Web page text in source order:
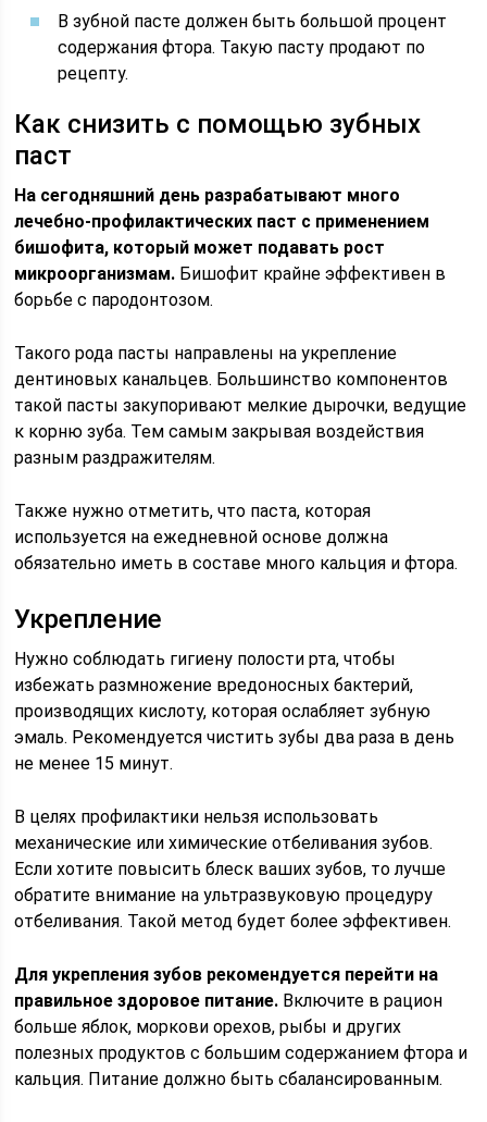
В зубной пасте должен быть большой процент
содержания фтора. Такую пасту продают по
рецепту.
Как снизить с помощью зубных
паст
На сегодняшний день разрабатывают много
лечебно-профилактических паст с применением
бишофита, который может подавать рост
микроорганизмам. Бишофит крайне эффективен в
борьбе с пародонтозом.
Такого рода пасты направлены на укрепление
дентиновых канальцев. Большинство компонентов
такой пасты закупоривают мелкие дырочки, ведущие
к корню зуба. Тем самым закрывая воздействия
разным раздражителям.
Также нужно отметить, что паста, которая
используется на ежедневной основе должна
обязательно иметь в составе много кальция и фтора.
Укрепление
Нужно соблюдать гигиену полости рта, чтобы
избежать размножение вредоносных бактерий,
производящих кислоту, которая ослабляет зубную
эмаль. Рекомендуется чистить зубы два раза в день
не менее 15 минут.
В целях профилактики нельзя использовать
механические или химические отбеливания зубов.
Если хотите повысить блеск ваших зубов, то лучше
обратите внимание на ультразвуковую процедуру
отбеливания. Такой метод будет более эффективен.
Для укрепления зубов рекомендуется перейти на
правильное здоровое питание. Включите в рацион
больше яблок, моркови орехов, рыбы и других
полезных продуктов с большим содержанием фтора и
кальция. Питание должно быть сбалансированным.